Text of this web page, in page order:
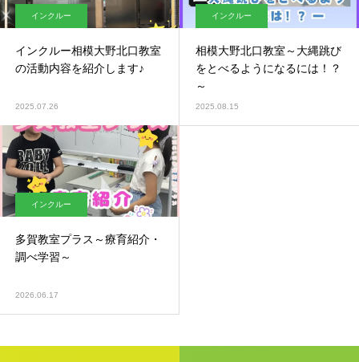
インクルー
インクルー相模大野北口教室
の活動内容を紹介します♪
2025.07.26
インクルー
相模大野北口教室～大縄跳び
をとべるようになるには！？
～
2025.08.15
インクルー
多賀教室プラス～療育紹介・
調べ学習～
2026.06.17